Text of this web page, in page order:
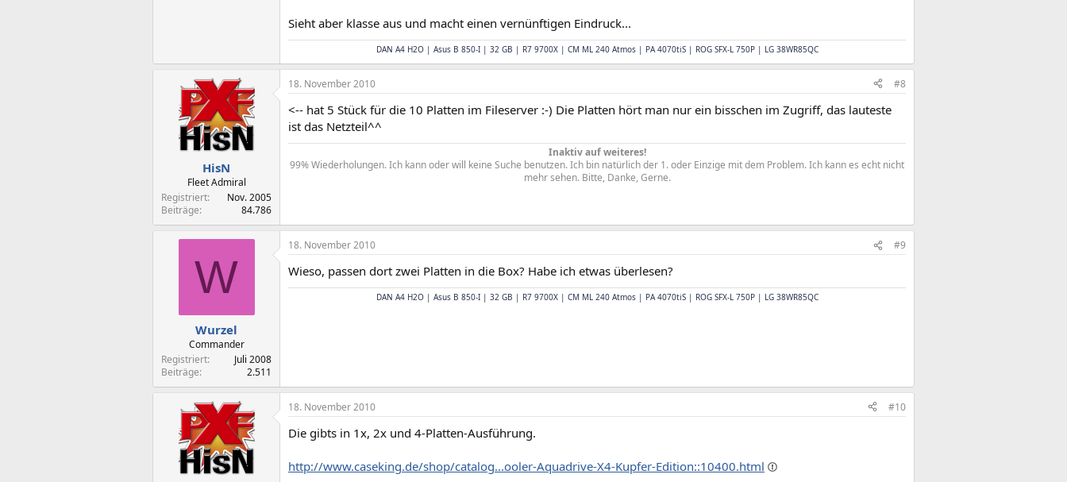
Sieht aber klasse aus und macht einen vernünftigen Eindruck...
DAN A4 H2O | Asus B 850-I | 32 GB | R7 9700X | CM ML 240 Atmos | PA 4070tiS | ROG SFX-L 750P | LG 38WR85QC
HisN
Fleet Admiral
Registriert
Nov. 2005
Beiträge
84.786
18. November 2010 #8
<-- hat 5 Stück für die 10 Platten im Fileserver :-) Die Platten hört man nur ein bisschen im Zugriff, das lauteste
ist das Netzteil^^
Inaktiv auf weiteres!
99% Wiederholungen. Ich kann oder will keine Suche benutzen. Ich bin natürlich der 1. oder Einzige mit dem Problem. Ich kann es echt nicht
mehr sehen. Bitte, Danke, Gerne.​
W
Wurzel
Commander
Registriert
Juli 2008
Beiträge
2.511
18. November 2010 #9
Wieso, passen dort zwei Platten in die Box? Habe ich etwas überlesen?
DAN A4 H2O | Asus B 850-I | 32 GB | R7 9700X | CM ML 240 Atmos | PA 4070tiS | ROG SFX-L 750P | LG 38WR85QC
18. November 2010 #10
Die gibts in 1x, 2x und 4-Platten-Ausführung.
http://www.caseking.de/shop/catalog...ooler-Aquadrive-X4-Kupfer-Edition::10400.html